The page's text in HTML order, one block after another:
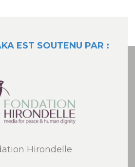
EST SOUTENU PAR :
Hirondelle